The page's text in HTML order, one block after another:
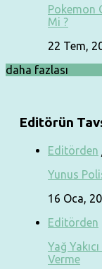
Pokemon
Mi ?
22 Tem,
daha fazlası
Editörün
Editörden
Yunus
16 Oca,
Editörden
Yağ
Verme